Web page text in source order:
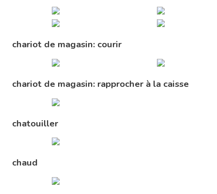
chariot de magasin: courir
chariot de magasin: rapprocher à la caisse
chatouiller
chaud